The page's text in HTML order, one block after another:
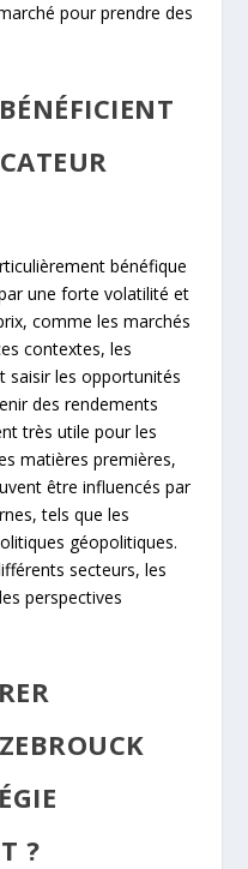
pour prendre des
bénéfique
une forte volatilité et
comme les marchés
contextes, les
saisir les opportunités
des rendements
très utile pour les
matières premières,
être influencés par
tels que les
géopolitiques.
secteurs, les
perspectives
?